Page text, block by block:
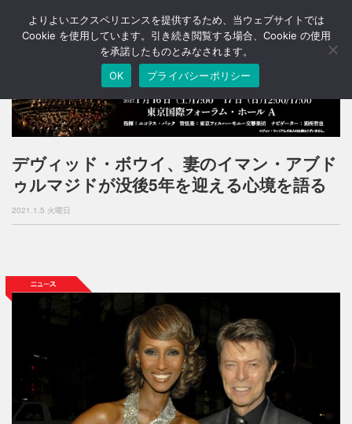
T
o
a
v
g
a
o
デヴィッド・ボウイ、妻のイマン・アブド
ゥルマジドが没後5年を迎える心境を語る
2021.1.5 火曜日
よりよいエクスペリエンスを提供するため、当ウェブサイトでは
Cookie を使用しています。引き続き閲覧する場合、Cookie の使用
を承諾したものとみなされます。
OK
プライバシーポリシー